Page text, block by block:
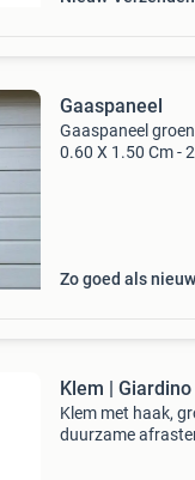
Gaaspaneel
Gaaspaneel
0.60 X 1.50 Cm -
Zo goed als nieuw
Klem |
Klem met haak,
duurzame